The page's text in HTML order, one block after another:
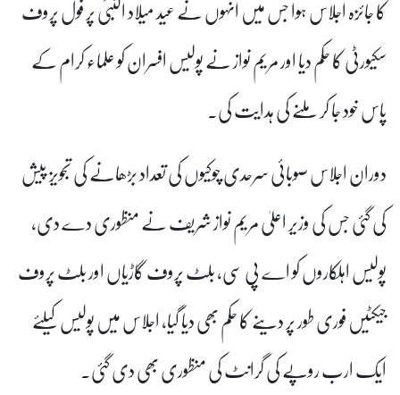
کا جائزہ اجلاس ہوا جس میں انہوں نے عید میلاد النبیؐ پر فول پروف
سکیورٹی کا حکم دیا اور مریم نواز نے پولیس افسران کو علماء کرام کے
پاس خود جا کر ملنے کی ہدایت کی۔
دوران اجلاس صوبائی سرحدی چوکیوں کی تعداد بڑھانے کی تجویز پیش
کی گئی جس کی وزیر اعلیٰ مریم نواز شریف نے منظوری دے دی،
پولیس اہلکاروں کو اے پی سی، بلٹ پروف گاڑیاں اور بلٹ پروف
جیکٹیں فوری طور پر دینے کا حکم بھی دیا گیا، اجلاس میں پولیس کیلئے
ایک ارب روپے کی گرانٹ کی منظوری بھی دی گئی۔